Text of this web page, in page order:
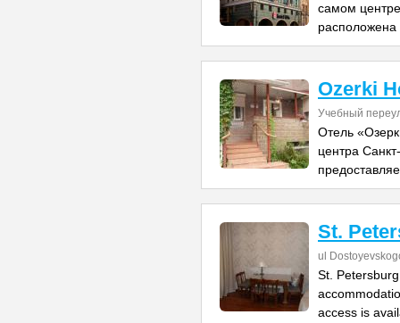
самом
расположена
Ozerki
Учебный
Отель
центра
St.
ul
St.
access is